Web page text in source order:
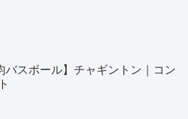
バスボール】チャギントン｜コン